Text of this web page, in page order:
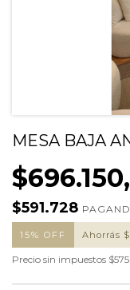
MESA BAJA
$591.728
15% OFF Ahorrás
Precio sin impuestos